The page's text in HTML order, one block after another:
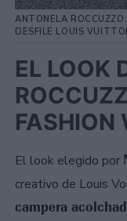
ANTONELA
DESFILE LOUIS
EL LOOK
FASHION
El look elegido por
creativo de Louis
campera